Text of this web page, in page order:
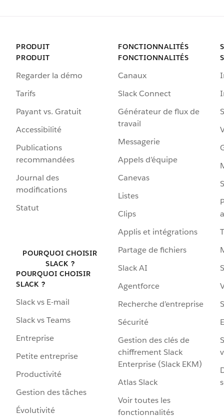
PRODUIT
PRODUIT
Regarder la démo
Tarifs
Payant vs. Gratuit
Accessibilité
Publications
recommandées
Journal des
modifications
Statut
POURQUOI CHOISIR
SLACK ?
POURQUOI CHOISIR
SLACK ?
Slack vs E-mail
Slack vs Teams
Entreprise
Petite entreprise
Productivité
Gestion des tâches
Évolutivité
FONCTIONNALITÉS
FONCTIONNALITÉS
Canaux
Slack Connect
Générateur de flux de
travail
Messagerie
Appels d’équipe
Canevas
Listes
Clips
Applis et intégrations
Partage de fichiers
Slack AI
Agentforce
Recherche d’entreprise
Sécurité
Gestion des clés de
chiffrement Slack
Enterprise (Slack EKM)
Atlas Slack
Voir toutes les
fonctionnalités